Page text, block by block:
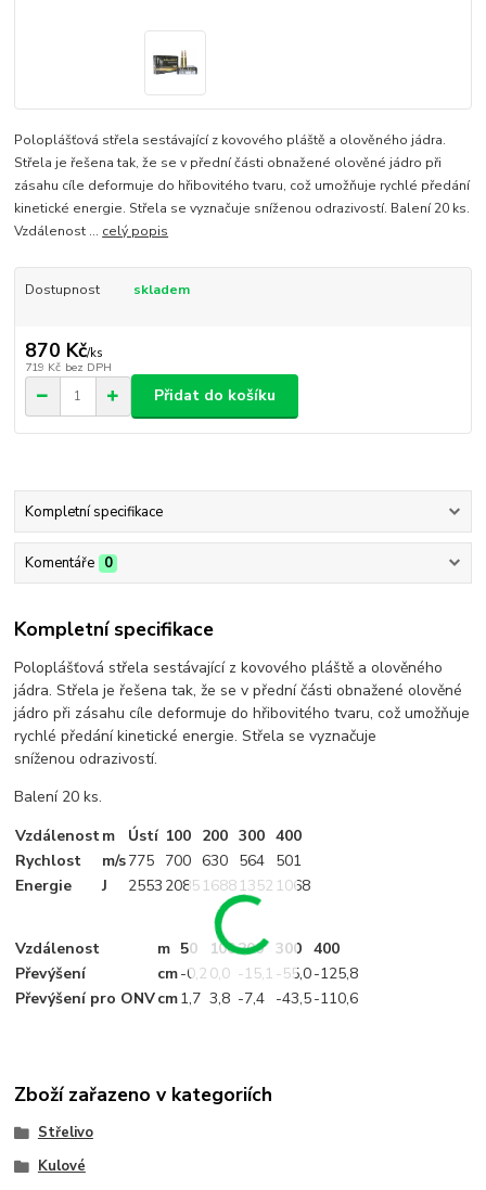
Poloplášťová střela sestávající z kovového pláště a olověného jádra.
Střela je řešena tak, že se v přední části obnažené olověné jádro při
zásahu cíle deformuje do hřibovitého tvaru, což umožňuje rychlé předání
kinetické energie. Střela se vyznačuje sníženou odrazivostí. Balení 20 ks.
Vzdálenost ... celý popis
Dostupnost skladem
870 Kč/ks
719 Kč bez DPH
Přidat do košíku
Kompletní specifikace
Komentáře 0
Kompletní specifikace
Poloplášťová střela sestávající z kovového pláště a olověného
jádra. Střela je řešena tak, že se v přední části obnažené olověné
jádro při zásahu cíle deformuje do hřibovitého tvaru, což umožňuje
rychlé předání kinetické energie. Střela se vyznačuje
sníženou odrazivostí.
Balení 20 ks.
Vzdálenostm Ústí 100 200 300 400
Rychlost
m/s775 700 630 564 501
Energie
J 2553 2085 1688 1352 1068
Vzdálenost m 50 100200 300 400
Převýšení
cm-0,2 0,0 -15,1 -55,0-125,8
Převýšení pro ONVcm1,7 3,8 -7,4 -43,5-110,6
Zboží zařazeno v kategoriích
Střelivo
Kulové